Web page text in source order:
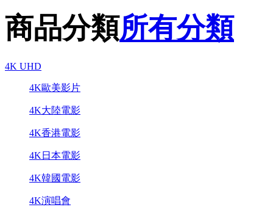
商品分類所有分類
4K UHD
4K歐美影片
4K大陸電影
4K香港電影
4K日本電影
4K韓國電影
4K演唱會